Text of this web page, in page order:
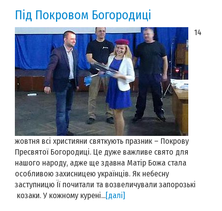
Під Покровом Богородиці
14
жовтня всі християни святкують празник – Покрову
Пресвятої Богородиці. Це дуже важливе свято для
нашого народу, адже ще здавна Матір Божа стала
особливою захисницею українців. Як небесну
заступницю Її почитали та возвеличували запорозькі
козаки. У кожному курені...[далі]